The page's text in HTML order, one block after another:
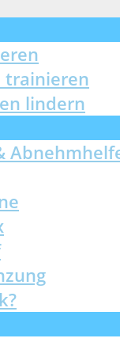
trainieren
lindern